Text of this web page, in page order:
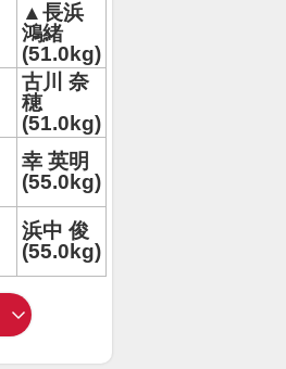
▲長浜
鴻緒
(51.0kg)
古川 奈
穂
(51.0kg)
幸 英明
(55.0kg)
浜中 俊
(55.0kg)